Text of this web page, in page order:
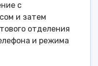
с
и затем
отделения
и режима